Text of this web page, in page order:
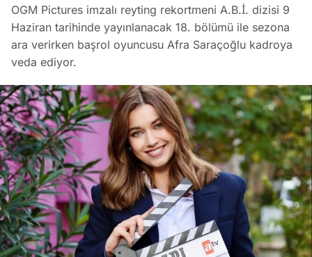
OGM Pictures imzalı reyting rekortmeni A.B.İ. dizisi 9
Haziran tarihinde yayınlanacak 18. bölümü ile sezona
ara verirken başrol oyuncusu Afra Saraçoğlu kadroya
veda ediyor.